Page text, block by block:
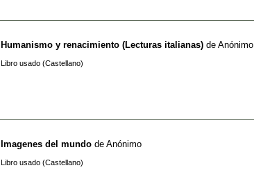
Humanismo y renacimiento (Lecturas italianas) de Anónimo
Libro usado (Castellano)
Imagenes del mundo de Anónimo
Libro usado (Castellano)